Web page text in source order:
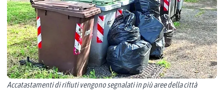
Accatastamenti di rifiuti vengono segnalati in più aree della città